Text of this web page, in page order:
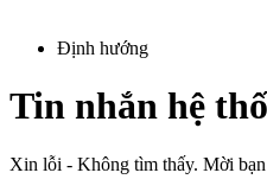
Định hướng
Tin nhắn hệ
Xin lỗi - Không tìm thấy. Mời